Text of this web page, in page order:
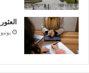
العثور
يونيو 19, 2025